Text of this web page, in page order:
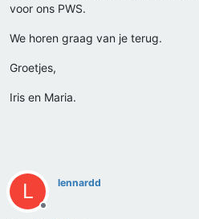
voor ons PWS.
We horen graag van je terug.
Groetjes,
Iris en Maria.
L
Offline
lennardd